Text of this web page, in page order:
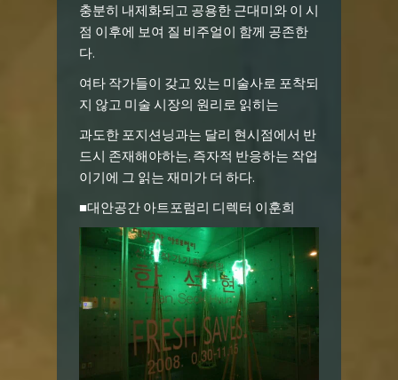
충분히 내제화되고 공용한 근대미와 이 시
점 이후에 보여 질 비주얼이 함께 공존한
다.
여타 작가들이 갖고 있는 미술사로 포착되
지 않고 미술 시장의 원리로 읽히는
과도한 포지션닝과는 달리 현시점에서 반
드시 존재해야하는, 즉자적 반응하는 작업
이기에 그 읽는 재미가 더 하다.
■대안공간 아트포럼리 디렉터 이훈희